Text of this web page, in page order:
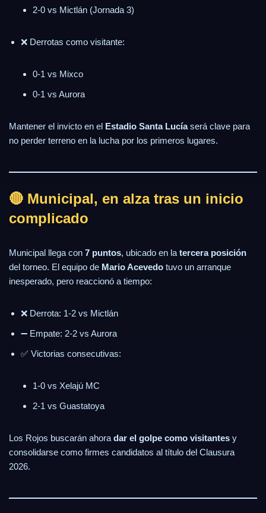
2-0 vs Mictlán (Jornada 3)
❌ Derrotas como visitante:
0-1 vs Mixco
0-1 vs Aurora
Mantener el invicto en el Estadio Santa Lucíaserá clave para
no perder terreno en la lucha por los primeros lugares.
🔴 Municipal, en alza tras un inicio
complicado
Municipal llega con 7 puntos, ubicado en la tercera posición
del torneo. El equipo de Mario Acevedo tuvo un arranque
inesperado, pero reaccionó a tiempo:
❌ Derrota: 1-2 vs Mictlán
➖ Empate: 2-2 vs Aurora
✅ Victorias consecutivas:
1-0 vs Xelajú MC
2-1 vs Guastatoya
Los Rojos buscarán ahora dar el golpe como visitantes y
consolidarse como firmes candidatos al título del Clausura
2026.